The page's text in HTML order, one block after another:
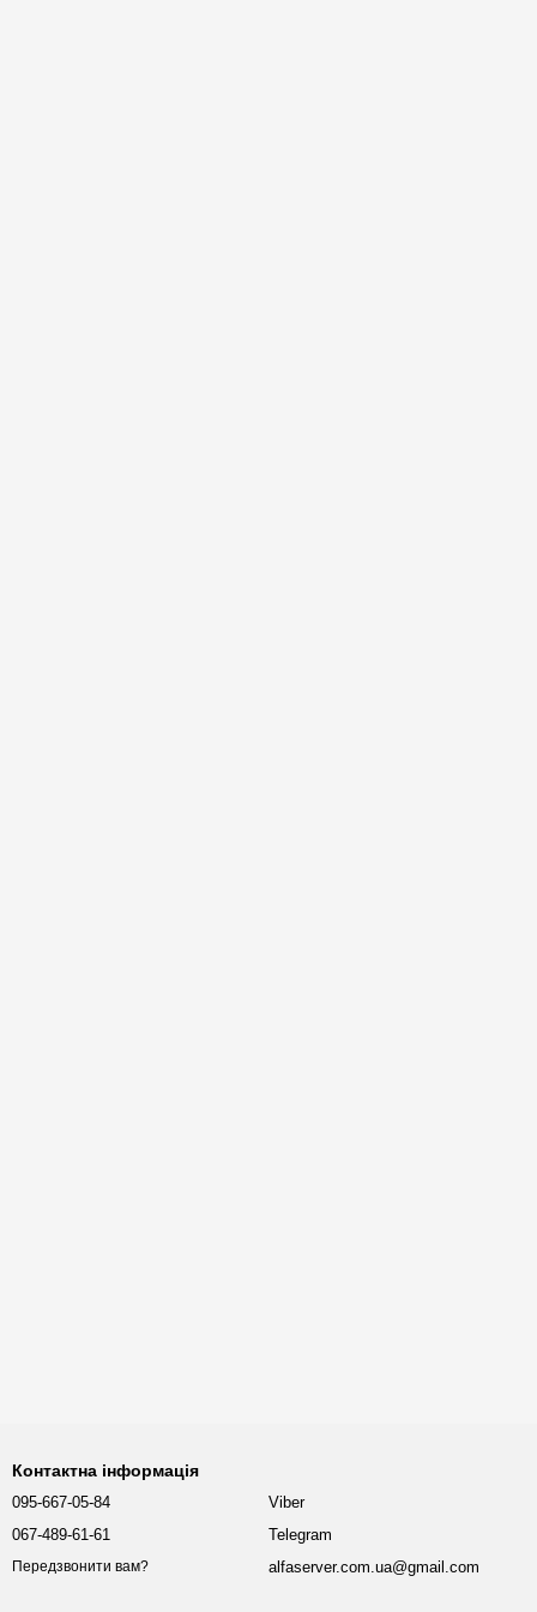
Контактна інформація
095-667-05-84
067-489-61-61
Передзвонити вам?
Viber
Telegram
alfaserver.com.ua@gmail.com